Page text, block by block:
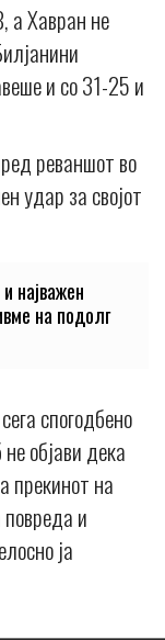
а Хавран не
и со 31-25 и
реваншот во
удар за својот
најважен
на подолг
спогодбено
објави дека
прекинот на
и
ја